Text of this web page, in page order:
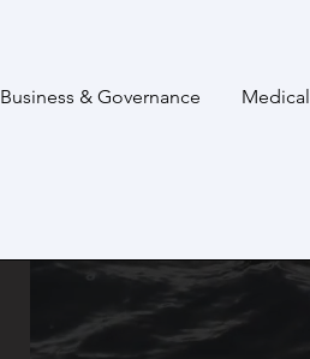
Business & Governance Medical